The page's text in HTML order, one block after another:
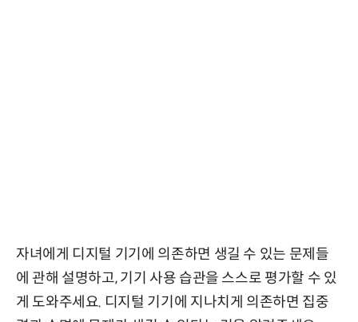
자녀에게 디지털 기기에 의존하면 생길 수 있는 문제들
에 관해 설명하고, 기기 사용 습관을 스스로 평가할 수 있
게 도와주세요. 디지털 기기에 지나치게 의존하면 집중